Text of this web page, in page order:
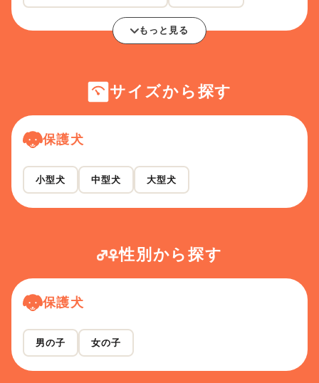
もっと見る
サイズから探す
保護犬
小型犬 中型犬 大型犬
性別から探す
保護犬
男の子 女の子